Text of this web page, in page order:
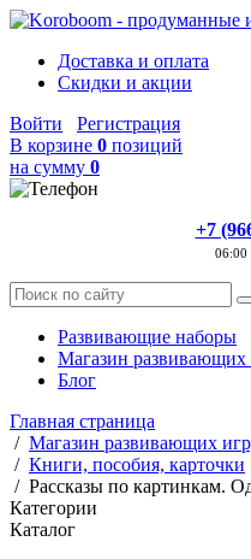
Доставка и оплата
Скидки и акции
Войти
Регистрация
В корзине 0 позиций
на сумму 0
+7
Развивающие наборы
Магазин развивающих
Блог
Главная страница
/ Магазин развивающих
/ Книги, пособия, карточки
/ Рассказы по картинкам.
Категории
Каталог